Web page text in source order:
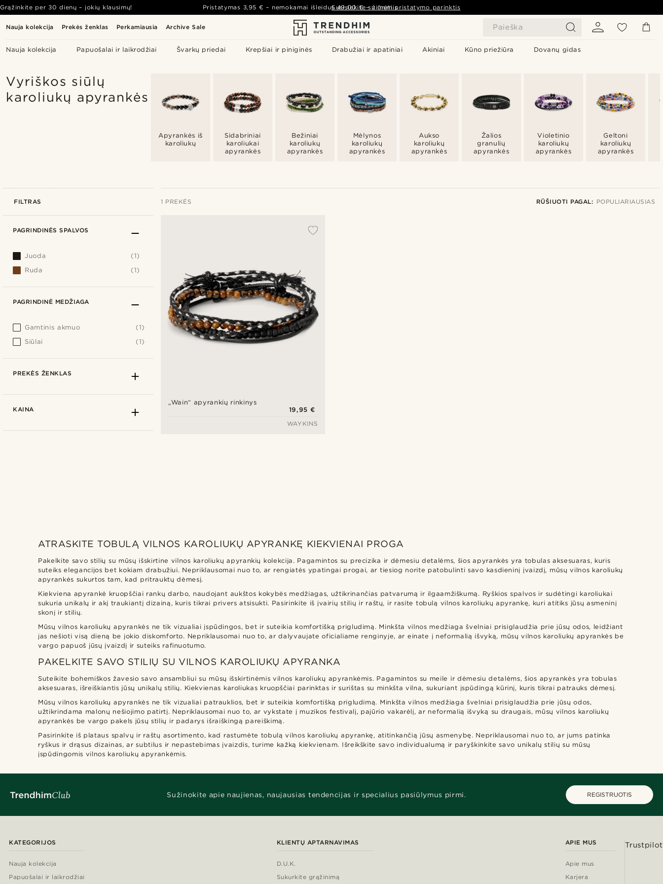
Nauja kolekcija Prekės ženklas Perkamiausia Archive Sale Paieška
Nauja kolekcija Papuošalai ir laikrodžiai Švarkų priedai Krepšiai ir piniginės Drabužiai ir apatiniai Akiniai Kūno priežiūra Dovanų gidas
Grąžinkite per 30 dienų – jokių klausimų! Pristatymas 3,95 € – nemokamai išleidus49,00 € – žiūrėti pristatymo parinktis
Susisiekite su mumis
Vyriškos siūlų
karoliukų apyrankės
Apyrankės iš
karoliukų
Sidabriniai
karoliukai
apyrankės
Bežiniai
karoliukų
apyrankės
Mėlynos
karoliukų
apyrankės
Aukso
karoliukų
apyrankės
Žalios
granulių
apyrankės
Violetinio
karoliukų
apyrankės
Geltoni
karoliukų
apyrankės
FILTRAS 1 PREKĖS RŪŠIUOTI PAGAL: POPULIARIAUSIAS
„Wain“ apyrankių rinkinys
19,95 €
WAYKINS
PAGRINDINĖS SPALVOS
Juoda
(1)
Ruda
(1)
PAGRINDINĖ MEDŽIAGA
Gamtinis akmuo
(1)
Siūlai
(1)
PREKĖS ŽENKLAS
KAINA
ATRASKITE TOBULĄ VILNOS KAROLIUKŲ APYRANKĘ KIEKVIENAI PROGA
Pakelkite savo stilių su mūsų išskirtine vilnos karoliukų apyrankių kolekcija. Pagamintos su precizika ir dėmesiu detalėms, šios apyrankės yra tobulas aksesuaras, kuris
suteiks elegancijos bet kokiam drabužiui. Nepriklausomai nuo to, ar rengiatės ypatingai progai, ar tiesiog norite patobulinti savo kasdieninį įvaizdį, mūsų vilnos karoliukų
apyrankės sukurtos tam, kad pritrauktų dėmesį.
Kiekviena apyrankė kruopščiai rankų darbo, naudojant aukštos kokybės medžiagas, užtikrinančias patvarumą ir ilgaamžiškumą. Ryškios spalvos ir sudėtingi karoliukai
sukuria unikalų ir akį traukiantį dizainą, kuris tikrai privers atsisukti. Pasirinkite iš įvairių stilių ir raštų, ir rasite tobulą vilnos karoliukų apyrankę, kuri atitiks jūsų asmeninį
skonį ir stilių.
Mūsų vilnos karoliukų apyrankės ne tik vizualiai įspūdingos, bet ir suteikia komfortišką prigludimą. Minkšta vilnos medžiaga švelniai prisiglaudžia prie jūsų odos, leidžiant
jas nešioti visą dieną be jokio diskomforto. Nepriklausomai nuo to, ar dalyvaujate oficialiame renginyje, ar einate į neformalią išvyką, mūsų vilnos karoliukų apyrankės be
vargo papuoš jūsų įvaizdį ir suteiks rafinuotumo.
PAKELKITE SAVO STILIŲ SU VILNOS KAROLIUKŲ APYRANKA
Suteikite bohemiškos žavesio savo ansambliui su mūsų išskirtinėmis vilnos karoliukų apyrankėmis. Pagamintos su meile ir dėmesiu detalėms, šios apyrankės yra tobulas
aksesuaras, išreiškiantis jūsų unikalų stilių. Kiekvienas karoliukas kruopščiai parinktas ir surištas su minkšta vilna, sukuriant įspūdingą kūrinį, kuris tikrai patrauks dėmesį.
Mūsų vilnos karoliukų apyrankės ne tik vizualiai patrauklios, bet ir suteikia komfortišką prigludimą. Minkšta vilnos medžiaga švelniai prisiglaudžia prie jūsų odos,
užtikrindama malonų nešiojimo patirtį. Nepriklausomai nuo to, ar vykstate į muzikos festivalį, pajūrio vakarėlį, ar neformalią išvyką su draugais, mūsų vilnos karoliukų
apyrankės be vargo pakels jūsų stilių ir padarys išraiškingą pareiškimą.
Pasirinkite iš plataus spalvų ir raštų asortimento, kad rastumėte tobulą vilnos karoliukų apyrankę, atitinkančią jūsų asmenybę. Nepriklausomai nuo to, ar jums patinka
ryškus ir drąsus dizainas, ar subtilus ir nepastebimas įvaizdis, turime kažką kiekvienam. Išreikškite savo individualumą ir paryškinkite savo unikalų stilių su mūsų
įspūdingomis vilnos karoliukų apyrankėmis.
Sužinokite apie naujienas, naujausias tendencijas ir specialius pasiūlymus pirmi. REGISTRUOTIS
KATEGORIJOS
Nauja kolekcija
Papuošalai ir laikrodžiai
KLIENTŲ APTARNAVIMAS
D.U.K.
Sukurkite grąžinimą
APIE MUS
Apie mus
Karjera
Trustpilot